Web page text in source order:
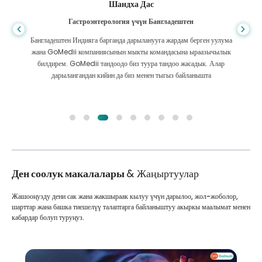
Шандха Дас
Гастроэнтерология үчүн Бангладештен
Бангладештен Индияга барганда дарыланууга жардам берген уулума
жана GoMedii компаниясынын мыкты командасына ыраазычылык
билдирем. GoMedii тандоодо биз туура тандоо жасадык. Алар
дарылангандан кийин да биз менен тыгыз байланышта
Ден соолук макалалары& Жаңыртуулар
Жашооңузду дени сак жана жакшыраак кылуу үчүн дарылоо, жол-жоболор,
шарттар жана башка тиешелүү талаптарга байланыштуу акыркы маалымат менен
кабардар болуп туруңуз.